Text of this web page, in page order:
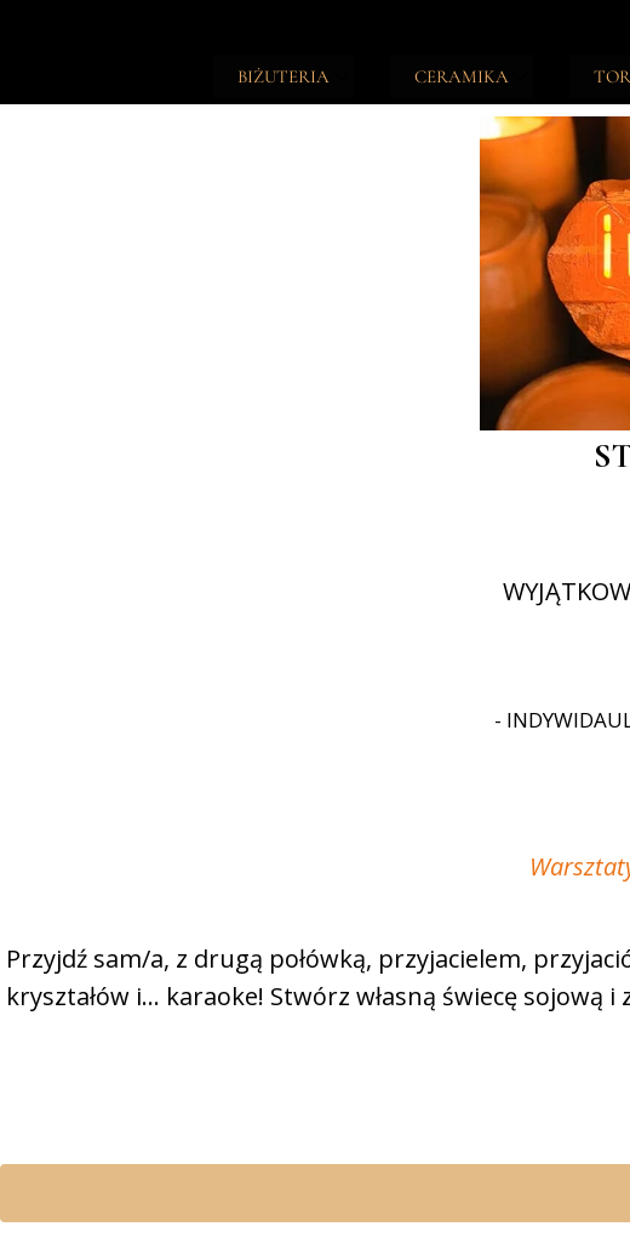
BIŻUTERIA
CERAMIKA
ŚWIECZKI
PODSTAWKI
DZIENNIKI
-
Przyjdź sam/a, z drugą połówką, przyjacielem,
kryształów i… karaoke! Stwórz własną świecę